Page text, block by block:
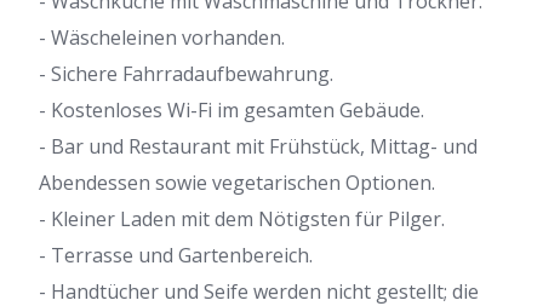
- Wäscheleinen vorhanden.
- Sichere Fahrradaufbewahrung.
- Kostenloses Wi-Fi im gesamten Gebäude.
- Bar und Restaurant mit Frühstück, Mittag- und
Abendessen sowie vegetarischen Optionen.
- Kleiner Laden mit dem Nötigsten für Pilger.
- Terrasse und Gartenbereich.
- Handtücher und Seife werden nicht gestellt; die